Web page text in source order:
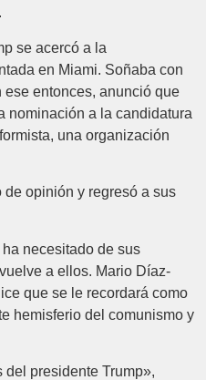
se acercó a la
en Miami. Soñaba con
ese entonces, anunció que
nominación a la candidatura
una organización
opinión y regresó a sus
necesitado de sus
a ellos. Mario Díaz-
que se le recordará como
hemisferio del comunismo y
del presidente Trump»,